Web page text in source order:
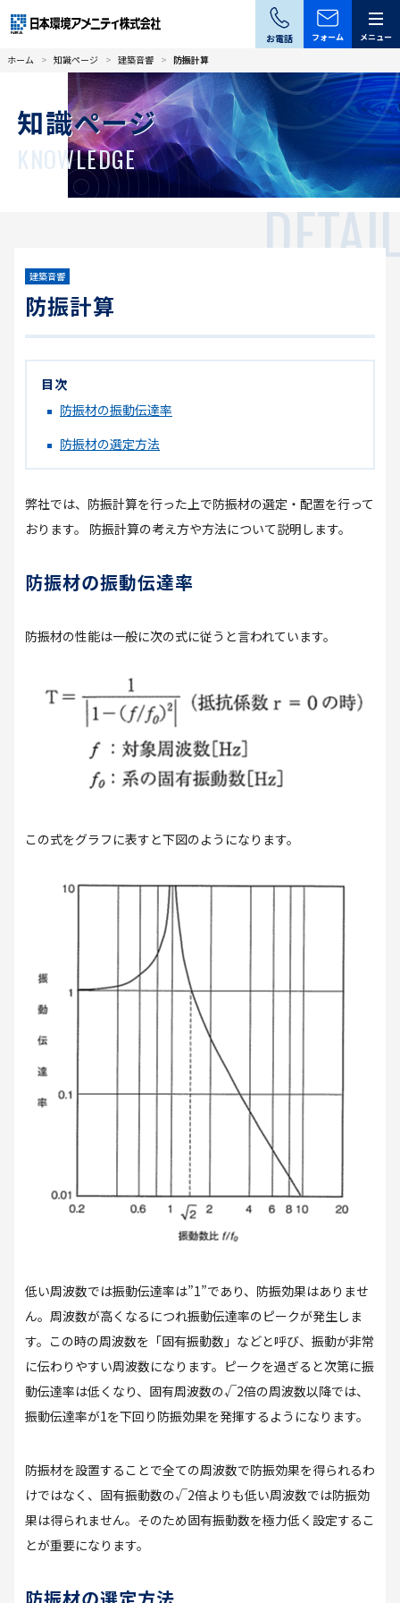
お電話 メニュー
フォーム
ホーム 知識ページ 建築音響 防振計算
知識ページ
KNOWLEDGE
防振計算
建築音響
目次
防振材の振動伝達率
防振材の選定方法
弊社では、防振計算を行った上で防振材の選定・配置を行って
おります。 防振計算の考え方や方法について説明します。
防振材の振動伝達率
防振材の性能は一般に次の式に従うと言われています。
この式をグラフに表すと下図のようになります。
低い周波数では振動伝達率は”1”であり、防振効果はありませ
ん。周波数が高くなるにつれ振動伝達率のピークが発生しま
す。この時の周波数を「固有振動数」などと呼び、振動が非常
に伝わりやすい周波数になります。ピークを過ぎると次第に振
動伝達率は低くなり、固有周波数の√2倍の周波数以降では、
振動伝達率が1を下回り防振効果を発揮するようになります。
防振材を設置することで全ての周波数で防振効果を得られるわ
けではなく、固有振動数の√2倍よりも低い周波数では防振効
果は得られません。そのため固有振動数を極力低く設定するこ
とが重要になります。
防振材の選定方法